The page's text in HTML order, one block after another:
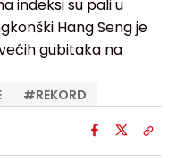
indeksi su pali u
Hang Seng je
gubitaka na
#REKORD